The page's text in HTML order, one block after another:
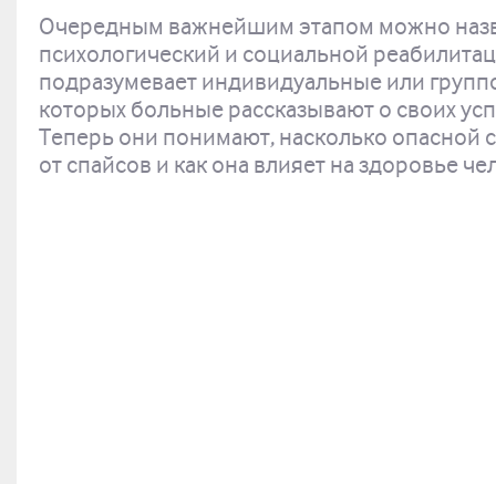
Очередным важнейшим этапом можно
психологический и социальной
подразумевает индивидуальные или
которых больные рассказывают о своих
Теперь они понимают, насколько опасной
от спайсов и как она влияет на здоровье